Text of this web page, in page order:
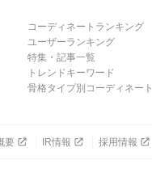
コーディネートランキング
ユーザーランキング
特集・記事一覧
トレンドキーワード
骨格タイプ別コーディネート
要 IR情報 採用情報